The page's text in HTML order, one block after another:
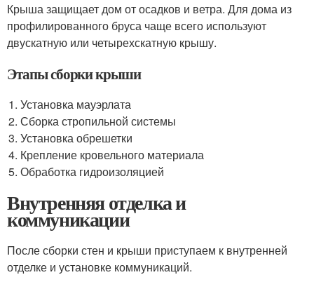
Крыша защищает дом от осадков и ветра. Для дома из
профилированного бруса чаще всего используют
двускатную или четырехскатную крышу.
Этапы сборки крыши
Установка мауэрлата
Сборка стропильной системы
Установка обрешетки
Крепление кровельного материала
Обработка гидроизоляцией
Внутренняя отделка и
коммуникации
После сборки стен и крыши приступаем к внутренней
отделке и установке коммуникаций.